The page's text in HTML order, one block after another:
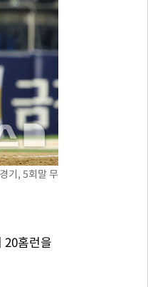
기, 5회말 무
20홈런을
"원정 도박으로 전 재
필리핀 도피"
"황정음 전 남편 서글서글한 인상이
데…"
전 산업에 'AI 옷' 입힌다…AI 로봇 연
보급 추진
, 또 성형수술 예고 "짝짝이 눈 탈출"